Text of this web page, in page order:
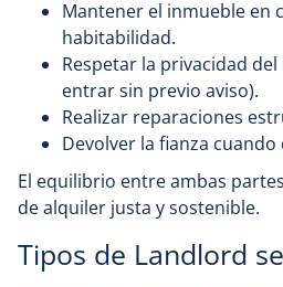
Mantener el inmueble en
habitabilidad.
Respetar la privacidad
entrar sin previo aviso).
Realizar reparaciones
Devolver la fianza
El equilibrio entre ambas
de alquiler justa y sostenible.
Tipos de Landlord